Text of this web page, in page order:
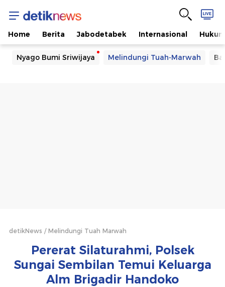
Home Berita Jabodetabek Internasional Hukum
Nyago Bumi Sriwijaya Melindungi Tuah-Marwah
detikNews Melindungi Tuah Marwah
Pererat Silaturahmi, Polsek
Sungai Sembilan Temui Keluarga
Alm Brigadir Handoko